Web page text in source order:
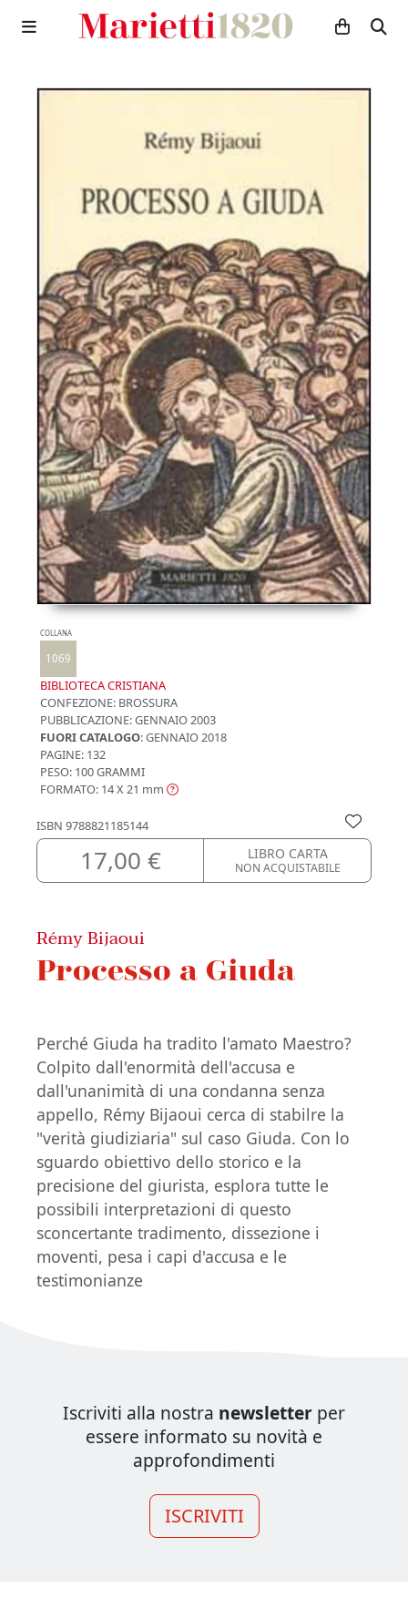
COLLANA
1069
BIBLIOTECA CRISTIANA
CONFEZIONE: BROSSURA
PUBBLICAZIONE:GENNAIO 2003
FUORI CATALOGO: GENNAIO 2018
PAGINE: 132
PESO: 100 GRAMMI
FORMATO: 14 X 21 mm
ISBN 9788821185144
17,00 € LIBRO CARTA
NON ACQUISTABILE
Rémy Bijaoui
Processo a Giuda
Perché Giuda ha tradito l'amato Maestro?
Colpito dall'enormità dell'accusa e
dall'unanimità di una condanna senza
appello, Rémy Bijaoui cerca di stabilre la
"verità giudiziaria" sul caso Giuda. Con lo
sguardo obiettivo dello storico e la
precisione del giurista, esplora tutte le
possibili interpretazioni di questo
sconcertante tradimento, dissezione i
moventi, pesa i capi d'accusa e le
testimonianze
Iscriviti alla nostra newsletter per
essere informato su novità e
approfondimenti
ISCRIVITI